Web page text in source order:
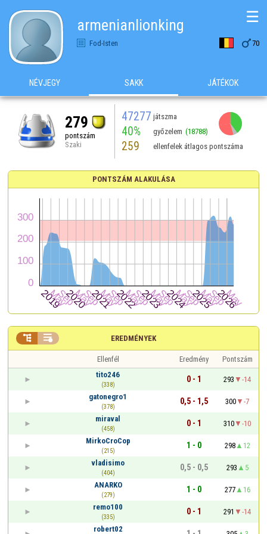
armenianlionking
Fod-Isten 70
☰
NÉVJEGY SAKK JÁTÉKOK
279
pontszám
Szaki
47277 játszma
40% győzelem (18788)
259 ellenfelek átlagos pontszáma
PONTSZÁM ALAKULÁSA
EREDMÉNYEK
 
Ellenfél Eredmény
Pontszám
tito246
(338)
0 - 1 293
-14
gatonegro1
(378)
0,5 - 1,5 300
-7
miraval
(458)
0 - 1 310
-10
MirkoCroCop
(215)
1 - 0 298
12
vladisimo
(404)
0,5 - 0,5 293
5
ANARKO
(279)
1 - 0 277
16
remo100
(335)
0 - 1 291
-14
robert02